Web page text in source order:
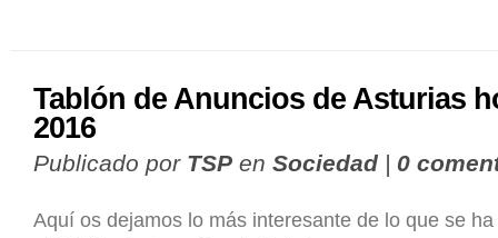
Tablón de Anuncios de Asturias
2016
Publicado por TSP en Sociedad | 0
Aquí os dejamos lo más interesante de lo que se